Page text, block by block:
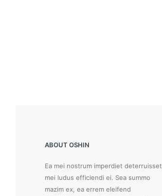
ABOUT OSHIN
Ea mei nostrum imperdiet deterruisset,
mei ludus efficiendi ei. Sea summo
mazim ex, ea errem eleifend